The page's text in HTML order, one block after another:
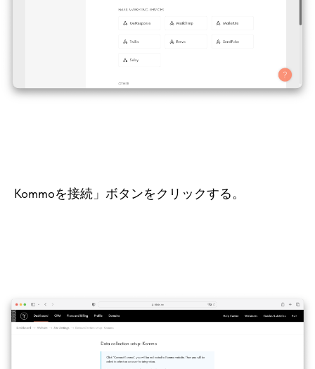
Kommoを接続」ボタンをクリックする。